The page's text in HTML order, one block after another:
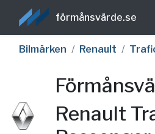
förmånsvärde.se
Bilmärken Renault
Renault